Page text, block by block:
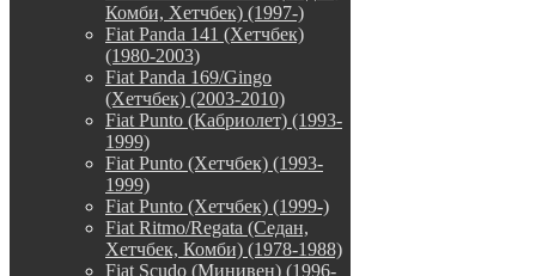
Комби, Хетчбек) (1997-)
Fiat Panda 141 (Хетчбек)
(1980-2003)
Fiat Panda 169/Gingo
(Хетчбек) (2003-2010)
Fiat Punto (Кабриолет) (1993-
1999)
Fiat Punto (Хетчбек) (1993-
1999)
Fiat Punto (Хетчбек) (1999-)
Fiat Ritmo/Regata (Седан,
Хетчбек, Комби) (1978-1988)
Fiat Scudo (Минивен) (1996-